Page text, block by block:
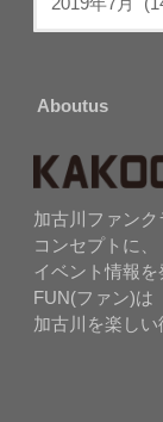
Aboutus
加古川ファン
コンセプトに、
イベント情報を
FUN(ファン)は
加古川を楽しい